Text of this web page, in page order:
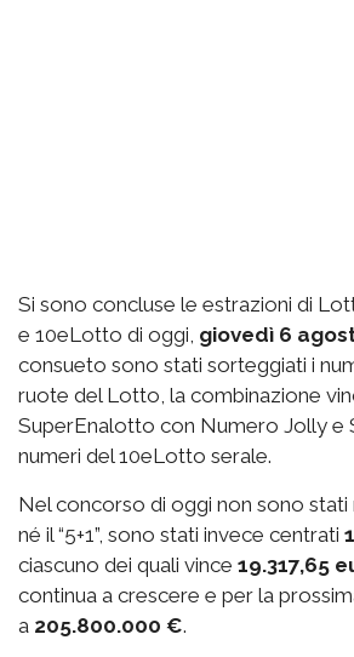
Si sono concluse le estrazioni di
e 10eLotto di oggi, giovedì 6
consueto sono stati sorteggiati i
ruote del Lotto, la combinazione
SuperEnalotto con Numero Jolly e
numeri del 10eLotto serale.
Nel concorso di oggi non sono stati
né il “5+1”, sono stati invece centrati
ciascuno dei quali vince 19.317,65
continua a crescere e per la
a 205.800.000 €.